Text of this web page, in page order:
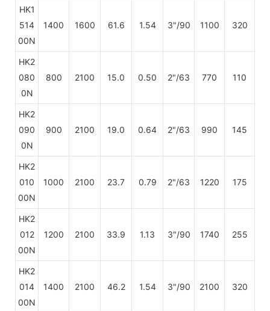
HK1
514
00N
1400 1600 61.6 1.54 3"/90 1100 320
HK2
080
0N
800 2100 15.0 0.50 2"/63 770 110
HK2
090
0N
900 2100 19.0 0.64 2"/63 990 145
HK2
010
00N
1000 2100 23.7 0.79 2"/63 1220 175
HK2
012
00N
1200 2100 33.9 1.13 3"/90 1740 255
HK2
014
00N
1400 2100 46.2 1.54 3"/90 2100 320